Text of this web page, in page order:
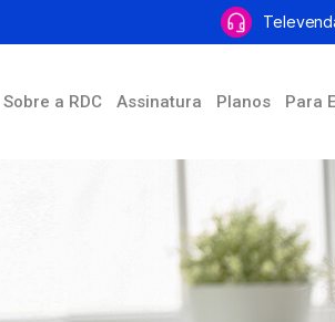
Sobre a RDC Assinatura Planos Para